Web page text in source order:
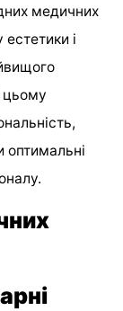
медичних
і
цьому
оптимальні